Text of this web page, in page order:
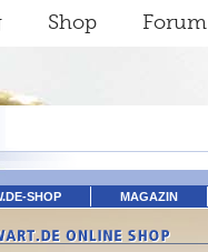
Shop Forum
SHOP MAGAZIN